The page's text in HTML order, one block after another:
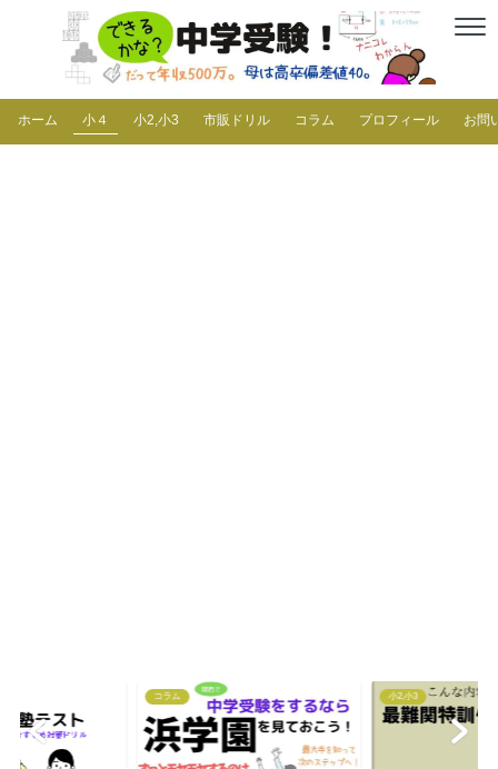
ホーム 小４ 小2,小3 市販ドリル コラム プロフィール お問
コラム 小2,小3